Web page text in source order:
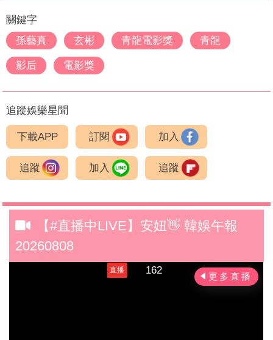
關鍵字
孫藝真
玄彬 青龍電影獎 青龍
影后 電影獎
追蹤娛樂星聞
下載APP 訂閱 加入
追蹤 加入 追蹤
【#直播中LIVE】安妞👋 韓娛午報
20260808